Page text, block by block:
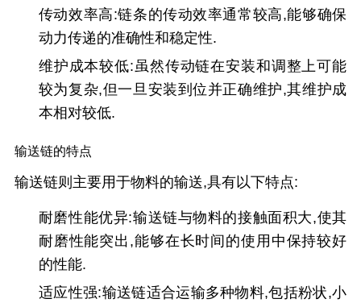
传动效率高:链条的传动效率通常较高,能够确保
动力传递的准确性和稳定性.
维护成本较低: 虽然传动链在安装和调整上可能
较为复杂,但一旦安装到位并正确维护,其维护成
本相对较低.
输送链的特点
输送链则主要用于物料的输送,具有以下特点:
耐磨性能优异:输送链与物料的接触面积大,使其
耐磨性能突出,能够在长时间的使用中保持较好
的性能.
适应性强:输送链适合运输多种物料,包括粉状,小